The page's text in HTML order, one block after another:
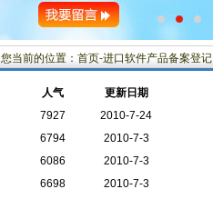
您当前的位置：首页-进口软件产品备案登记
人气
更新日期
7927
2010-7-24
6794
2010-7-3
6086
2010-7-3
6698
2010-7-3